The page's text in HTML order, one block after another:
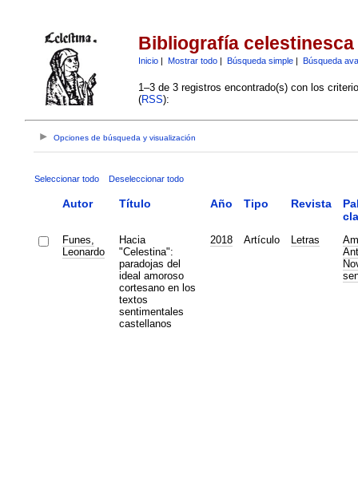
Bibliografía celestinesca
Inicio| Mostrar todo| Búsqueda simple| Búsqueda
1–3 de 3 registros encontrado(s) con los
(RSS):
Opciones de búsqueda y visualización
Seleccionar todo Deseleccionar todo
Autor Título Año Tipo Revista
Funes,
Leonardo
Hacia
"Celestina":
paradojas del
ideal amoroso
cortesano en los
textos
sentimentales
castellanos
2018 Artículo Letras